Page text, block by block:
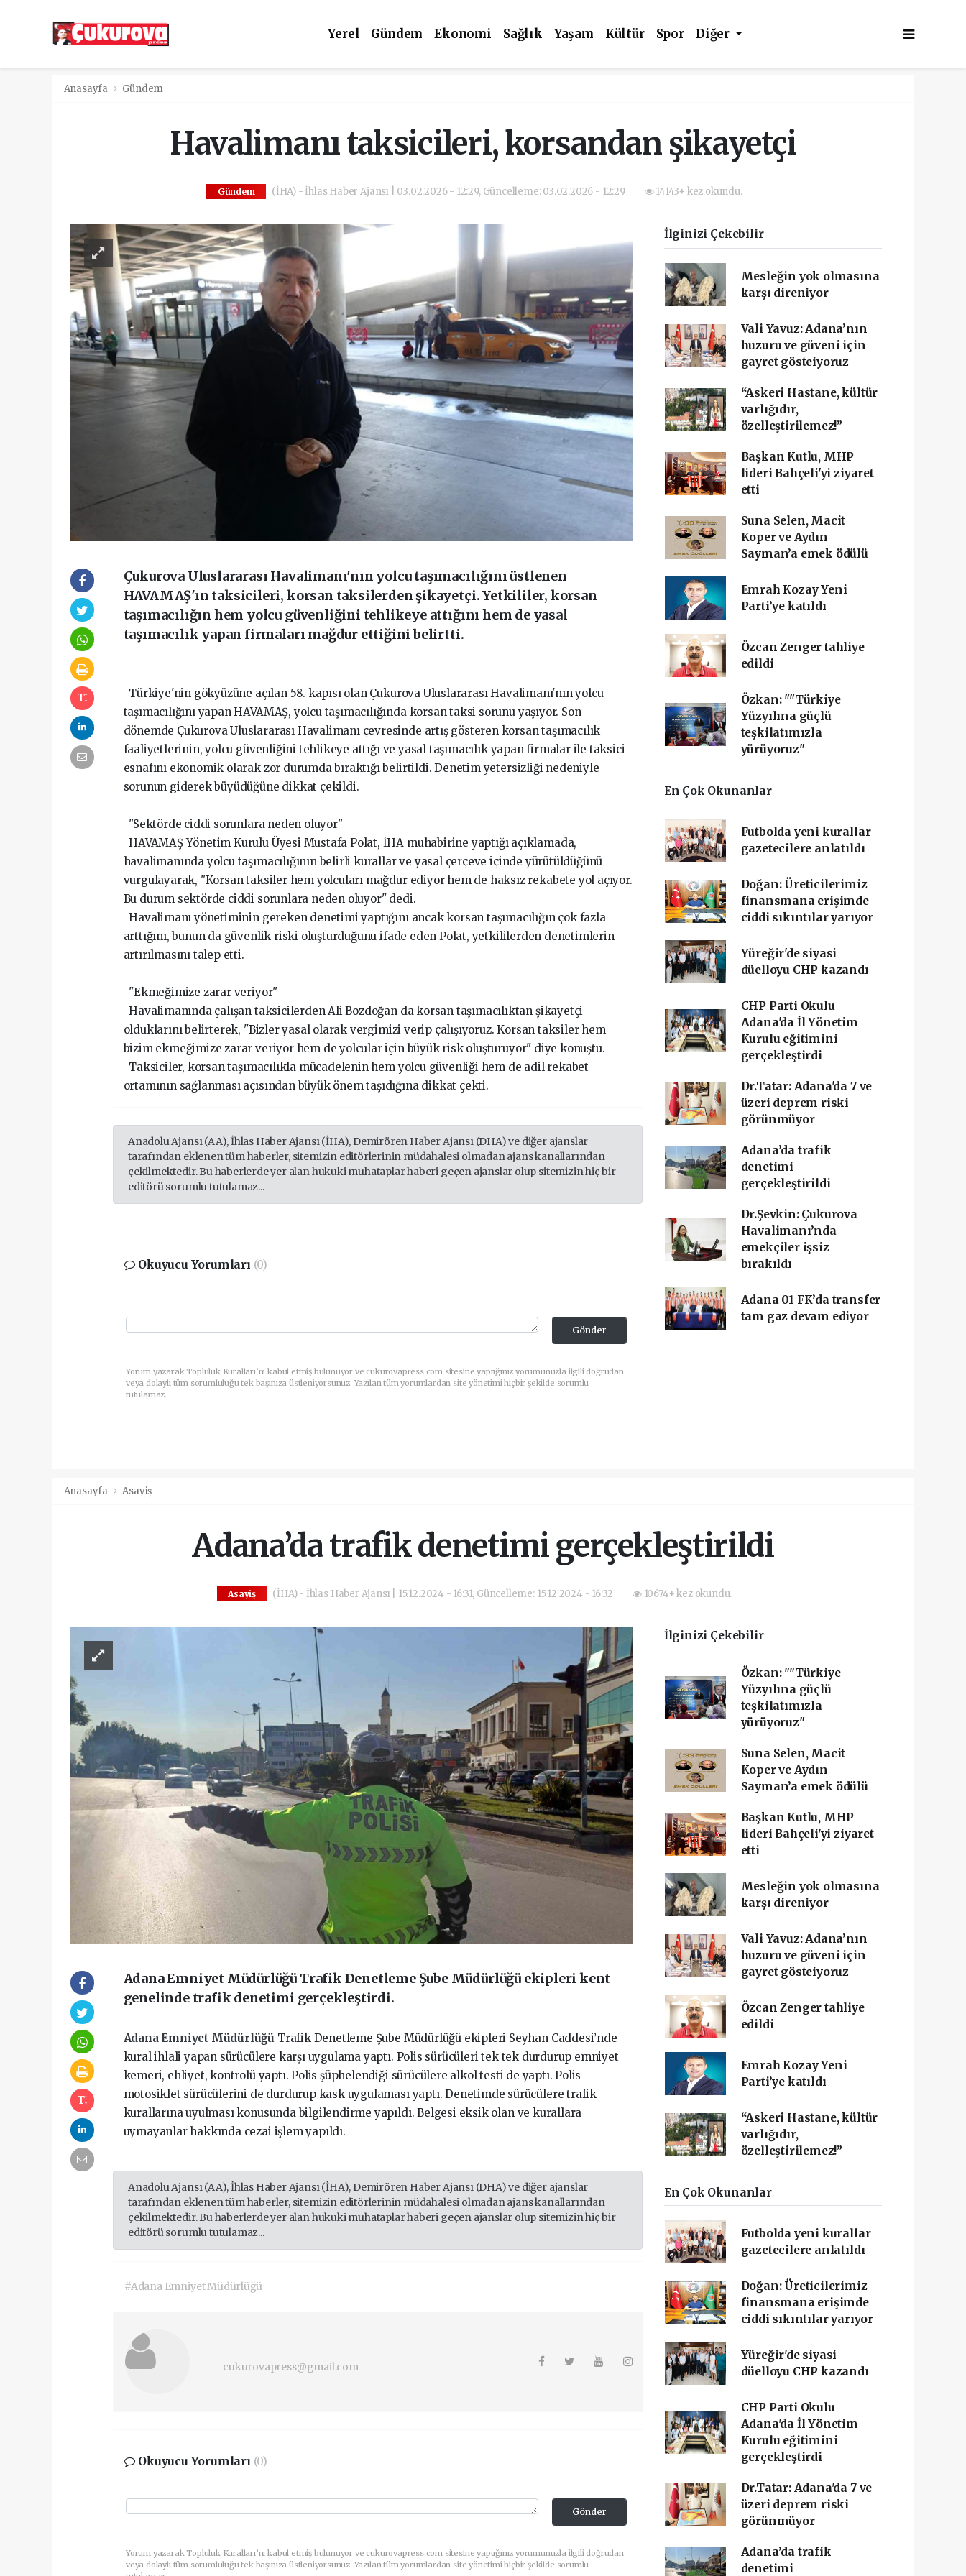
Yerel Gündem Ekonomi Sağlık Yaşam Kültür Spor Diğer
Anasayfa Gündem
Havalimanı taksicileri, korsandan şikayetçi
Gündem (İHA) - İhlas Haber Ajansı | 03.02.2026 - 12:29, Güncelleme: 03.02.2026 - 12:29 14143+ kez okundu.
Çukurova Uluslararası Havalimanı'nın yolcu taşımacılığını üstlenen
HAVAMAŞ'ın taksicileri, korsan taksilerden şikayetçi. Yetkililer, korsan
taşımacılığın hem yolcu güvenliğini tehlikeye attığını hem de yasal
taşımacılık yapan firmaları mağdur ettiğini belirtti.
Türkiye'nin gökyüzüne açılan 58. kapısı olan Çukurova Uluslararası Havalimanı'nın yolcu
taşımacılığını yapan HAVAMAŞ, yolcu taşımacılığında korsan taksi sorunu yaşıyor. Son
dönemde Çukurova Uluslararası Havalimanı çevresinde artış gösteren korsan taşımacılık
faaliyetlerinin, yolcu güvenliğini tehlikeye attığı ve yasal taşımacılık yapan firmalar ile taksici
esnafını ekonomik olarak zor durumda bıraktığı belirtildi. Denetim yetersizliği nedeniyle
sorunun giderek büyüdüğüne dikkat çekildi.
"Sektörde ciddi sorunlara neden oluyor"
HAVAMAŞ Yönetim Kurulu Üyesi Mustafa Polat, İHA muhabirine yaptığı açıklamada,
havalimanında yolcu taşımacılığının belirli kurallar ve yasal çerçeve içinde yürütüldüğünü
vurgulayarak, "Korsan taksiler hem yolcuları mağdur ediyor hem de haksız rekabete yol açıyor.
Bu durum sektörde ciddi sorunlara neden oluyor" dedi.
Havalimanı yönetiminin gereken denetimi yaptığını ancak korsan taşımacılığın çok fazla
arttığını, bunun da güvenlik riski oluşturduğunu ifade eden Polat, yetkililerden denetimlerin
artırılmasını talep etti.
"Ekmeğimize zarar veriyor"
Havalimanında çalışan taksicilerden Ali Bozdoğan da korsan taşımacılıktan şikayetçi
olduklarını belirterek, "Bizler yasal olarak vergimizi verip çalışıyoruz. Korsan taksiler hem
bizim ekmeğimize zarar veriyor hem de yolcular için büyük risk oluşturuyor" diye konuştu.
Taksiciler, korsan taşımacılıkla mücadelenin hem yolcu güvenliği hem de adil rekabet
ortamının sağlanması açısından büyük önem taşıdığına dikkat çekti.
Anadolu Ajansı (AA), İhlas Haber Ajansı (İHA), Demirören Haber Ajansı (DHA) ve diğer ajanslar
tarafından eklenen tüm haberler, sitemizin editörlerinin müdahalesi olmadan ajans kanallarından
çekilmektedir. Bu haberlerde yer alan hukuki muhataplar haberi geçen ajanslar olup sitemizin hiç bir
editörü sorumlu tutulamaz...
Okuyucu Yorumları (0)
Gönder
Yorum yazarak Topluluk Kuralları’nı kabul etmiş bulunuyor ve cukurovapress.com sitesine yaptığınız yorumunuzla ilgili doğrudan
veya dolaylı tüm sorumluluğu tek başınıza üstleniyorsunuz. Yazılan tüm yorumlardan site yönetimi hiçbir şekilde sorumlu
tutulamaz.
İlginizi Çekebilir
Mesleğin yok olmasına
karşı direniyor
Vali Yavuz: Adana’nın
huzuru ve güveni için
gayret gösteiyoruz
“Askeri Hastane, kültür
varlığıdır,
özelleştirilemez!”
Başkan Kutlu, MHP
lideri Bahçeli'yi ziyaret
etti
Suna Selen, Macit
Koper ve Aydın
Sayman’a emek ödülü
Emrah Kozay Yeni
Parti’ye katıldı
Özcan Zenger tahliye
edildi
Özkan: ""Türkiye
Yüzyılına güçlü
teşkilatımızla
yürüyoruz"
En Çok Okunanlar
Futbolda yeni kurallar
gazetecilere anlatıldı
Doğan: Üreticilerimiz
finansmana erişimde
ciddi sıkıntılar yarıyor
Yüreğir'de siyasi
düelloyu CHP kazandı
CHP Parti Okulu
Adana'da İl Yönetim
Kurulu eğitimini
gerçekleştirdi
Dr.Tatar: Adana'da 7 ve
üzeri deprem riski
görünmüyor
Adana’da trafik
denetimi
gerçekleştirildi
Dr.Şevkin: Çukurova
Havalimanı’nda
emekçiler işsiz
bırakıldı
Adana 01 FK’da transfer
tam gaz devam ediyor
Anasayfa Asayiş
Adana’da trafik denetimi gerçekleştirildi
Asayiş (İHA) - İhlas Haber Ajansı | 15.12.2024 - 16:31, Güncelleme: 15.12.2024 - 16:32 10674+ kez okundu.
Adana Emniyet Müdürlüğü Trafik Denetleme Şube Müdürlüğü ekipleri kent
genelinde trafik denetimi gerçekleştirdi.
Adana Emniyet Müdürlüğü Trafik Denetleme Şube Müdürlüğü ekipleri Seyhan Caddesi’nde
kural ihlali yapan sürücülere karşı uygulama yaptı. Polis sürücüleri tek tek durdurup emniyet
kemeri, ehliyet, kontrolü yaptı. Polis şüphelendiği sürücülere alkol testi de yaptı. Polis
motosiklet sürücülerini de durdurup kask uygulaması yaptı. Denetimde sürücülere trafik
kurallarına uyulması konusunda bilgilendirme yapıldı. Belgesi eksik olan ve kurallara
uymayanlar hakkında cezai işlem yapıldı.
Anadolu Ajansı (AA), İhlas Haber Ajansı (İHA), Demirören Haber Ajansı (DHA) ve diğer ajanslar
tarafından eklenen tüm haberler, sitemizin editörlerinin müdahalesi olmadan ajans kanallarından
çekilmektedir. Bu haberlerde yer alan hukuki muhataplar haberi geçen ajanslar olup sitemizin hiç bir
editörü sorumlu tutulamaz...
#Adana Emniyet Müdürlüğü
cukurovapress@gmail.com
Okuyucu Yorumları (0)
Gönder
Yorum yazarak Topluluk Kuralları’nı kabul etmiş bulunuyor ve cukurovapress.com sitesine yaptığınız yorumunuzla ilgili doğrudan
veya dolaylı tüm sorumluluğu tek başınıza üstleniyorsunuz. Yazılan tüm yorumlardan site yönetimi hiçbir şekilde sorumlu
İlginizi Çekebilir
Özkan: ""Türkiye
Yüzyılına güçlü
teşkilatımızla
yürüyoruz"
Suna Selen, Macit
Koper ve Aydın
Sayman’a emek ödülü
Başkan Kutlu, MHP
lideri Bahçeli'yi ziyaret
etti
Mesleğin yok olmasına
karşı direniyor
Vali Yavuz: Adana’nın
huzuru ve güveni için
gayret gösteiyoruz
Özcan Zenger tahliye
edildi
Emrah Kozay Yeni
Parti’ye katıldı
“Askeri Hastane, kültür
varlığıdır,
özelleştirilemez!”
En Çok Okunanlar
Futbolda yeni kurallar
gazetecilere anlatıldı
Doğan: Üreticilerimiz
finansmana erişimde
ciddi sıkıntılar yarıyor
Yüreğir'de siyasi
düelloyu CHP kazandı
CHP Parti Okulu
Adana'da İl Yönetim
Kurulu eğitimini
gerçekleştirdi
Dr.Tatar: Adana'da 7 ve
üzeri deprem riski
görünmüyor
Adana’da trafik
denetimi